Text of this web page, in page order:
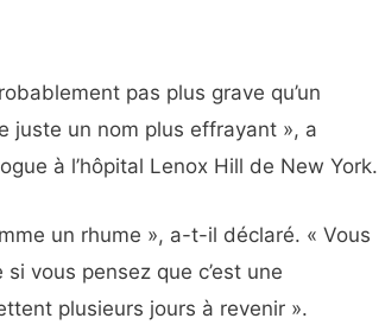
pas plus grave qu’un
juste un nom plus effrayant », a
à l’hôpital Lenox Hill de New York.
un rhume », a-t-il déclaré. « Vous
vous pensez que c’est une
plusieurs jours à revenir ».